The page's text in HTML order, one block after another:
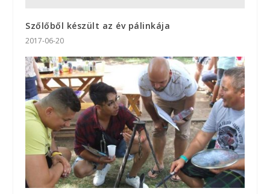
Szőlőből készült az év pálinkája
2017-06-20